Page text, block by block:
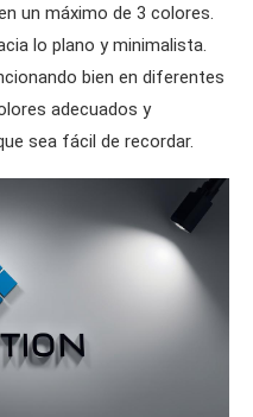
un máximo de 3 colores.
lo plano y minimalista.
bien en diferentes
adecuados y
sea fácil de recordar.